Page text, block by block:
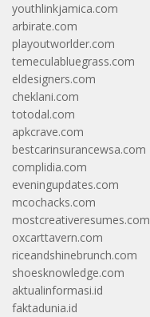
youthlinkjamica.com
arbirate.com
playoutworlder.com
temeculabluegrass.com
eldesigners.com
cheklani.com
totodal.com
apkcrave.com
bestcarinsurancewsa.com
complidia.com
eveningupdates.com
mcochacks.com
mostcreativeresumes.com
oxcarttavern.com
riceandshinebrunch.com
shoesknowledge.com
aktualinformasi.id
faktadunia.id